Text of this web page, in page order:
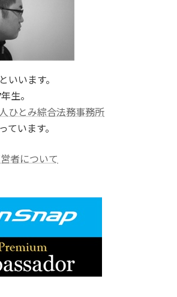
いいます。
生。
ひとみ綜合法務事務所
ています。
者について